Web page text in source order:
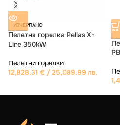
FIRE Пелетна горелка GREEN
Пелетни горелки